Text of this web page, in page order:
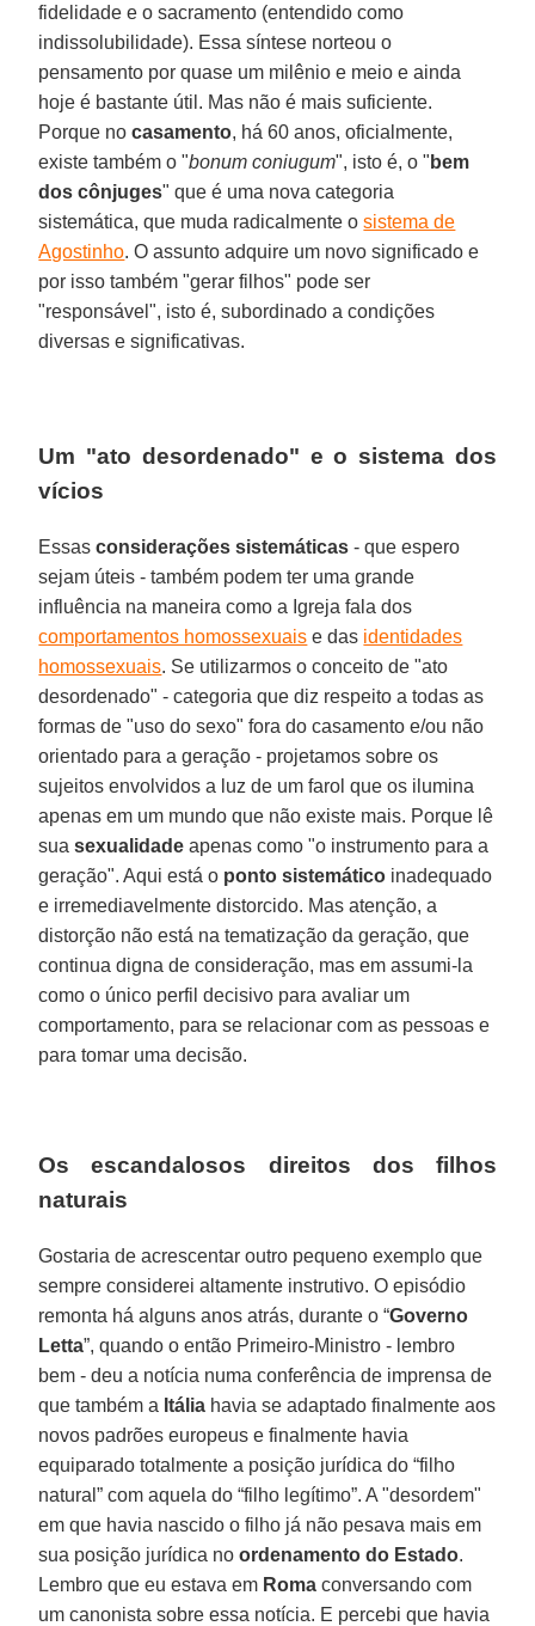
fidelidade e o sacramento (entendido como
indissolubilidade). Essa síntese norteou o
pensamento por quase um milênio e meio e ainda
hoje é bastante útil. Mas não é mais suficiente.
Porque nocasamento, há 60 anos, oficialmente,
existe também o "bonum coniugum", isto é, o " bem
dos cônjuges" que é uma nova categoria
sistemática, que muda radicalmente osistema de
Agostinho. O assunto adquire um novo significado e
por isso também "gerar filhos" pode ser
"responsável", isto é, subordinado a condições
diversas e significativas.
Um "ato desordenado" e o sistema dos
vícios
Essasconsiderações sistemáticas - que espero
sejam úteis - também podem ter uma grande
influência na maneira como a Igreja fala dos
comportamentos homossexuais e das identidades
homossexuais. Se utilizarmos o conceito de "ato
desordenado" - categoria que diz respeito a todas as
formas de "uso do sexo" fora do casamento e/ou não
orientado para a geração - projetamos sobre os
sujeitos envolvidos a luz de um farol que os ilumina
apenas em um mundo que não existe mais. Porque lê
suasexualidade apenas como "o instrumento para a
geração". Aqui está o ponto sistemático inadequado
e irremediavelmente distorcido. Mas atenção, a
distorção não está na tematização da geração, que
continua digna de consideração, mas em assumi-la
como o único perfil decisivo para avaliar um
comportamento, para se relacionar com as pessoas e
para tomar uma decisão.
Os escandalosos direitos dos filhos
naturais
Gostaria de acrescentar outro pequeno exemplo que
sempre considerei altamente instrutivo. O episódio
remonta há alguns anos atrás, durante o “Governo
Letta”, quando o então Primeiro-Ministro - lembro
bem - deu a notícia numa conferência de imprensa de
que também a Itália havia se adaptado finalmente aos
novos padrões europeus e finalmente havia
equiparado totalmente a posição jurídica do “filho
natural” com aquela do “filho legítimo”. A "desordem"
em que havia nascido o filho já não pesava mais em
sua posição jurídica noordenamento do Estado.
Lembro que eu estava em Roma conversando com
um canonista sobre essa notícia. E percebi que havia